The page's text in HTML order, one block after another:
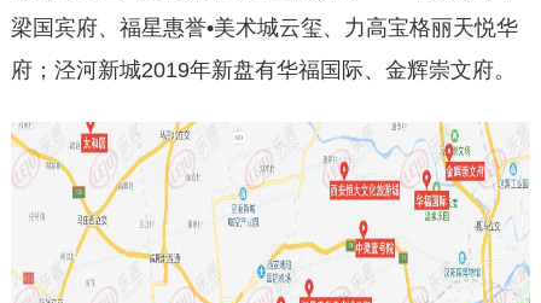
梁国宾府、福星惠誉•美术城云玺、力高宝格丽天悦华
府；泾河新城2019年新盘有华福国际、金辉崇文府。